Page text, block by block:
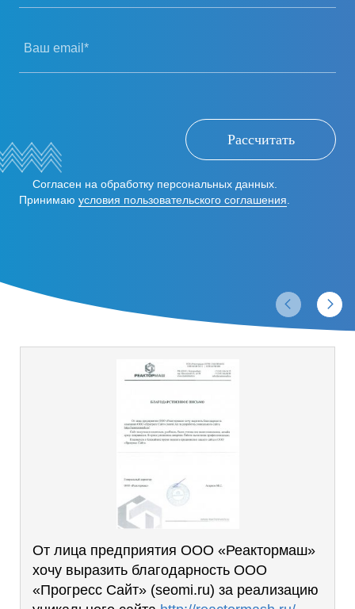
Ваш email*
Рассчитать
Согласен на обработку персональных данных.
Принимаю условия пользовательского соглашения
От лица предприятия ООО «Реактормаш»
хочу выразить благодарность ООО
«Прогресс Сайт» (seomi.ru) за реализацию